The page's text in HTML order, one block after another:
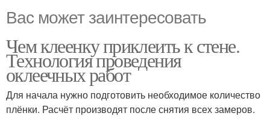
Вас может заинтересовать
Чем клеенку приклеить к стене.
Технология проведения
оклеечных работ
Для начала нужно подготовить необходимое количество
плёнки. Расчёт производят после снятия всех замеров.